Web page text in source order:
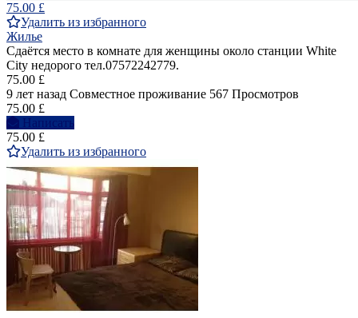
75.00 £
Удалить из избранного
Жилье
Сдаётся место в комнате для женщины около станции White
City недорого тел.07572242779.
75.00 £
9 лет назад Совместное проживание 567 Просмотров
75.00 £
Написать
75.00 £
Удалить из избранного